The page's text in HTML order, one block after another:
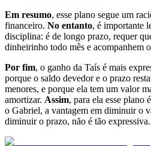
Em resumo, esse plano segue um
financeiro. No entanto, é importante
disciplina: é de longo prazo, requer
dinheirinho todo mês e acompanhem
Por fim, o ganho da Taís é mais
porque o saldo devedor e o prazo
menores, e porque ela tem um valor
amortizar. Assim, para ela esse plano
o Gabriel, a vantagem em diminuir o
diminuir o prazo, não é tão expressiva.